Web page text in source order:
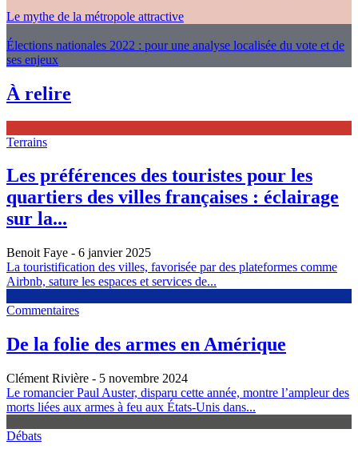
Le mythe de la métropole attractive
Élections nationales 2022 : pour une analyse localisée du vote et de
ses enjeux
À relire
Terrains
Les préférences des touristes pour les
quartiers des villes françaises : éclairage
sur la...
Benoit Faye - 6 janvier 2025
La touristification des villes, favorisée par des plateformes comme
Airbnb, sature les espaces et services de...
Commentaires
De la folie des armes en Amérique
Clément Rivière - 5 novembre 2024
Le romancier Paul Auster, disparu cette année, montre l’ampleur des
morts liées aux armes à feu aux États-Unis dans...
Débats